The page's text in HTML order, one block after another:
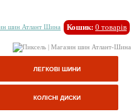
Кошик: 0 товарів
ЛЕГКОВІ ШИНИ
КОЛІСНІ ДИСКИ